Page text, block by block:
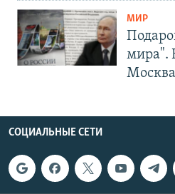
МИР
мира".
СОЦИАЛЬНЫЕ СЕТИ